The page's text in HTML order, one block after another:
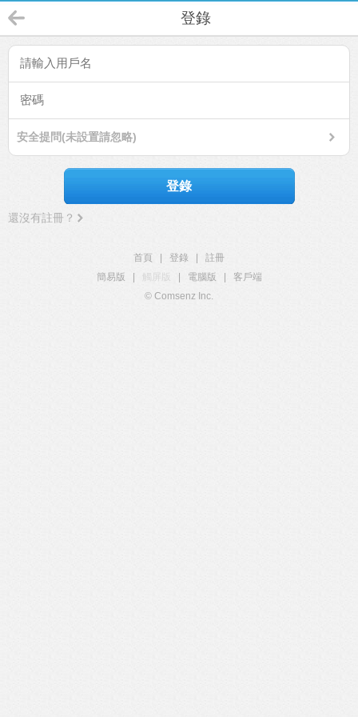
登錄
安全提問(未設置請忽略)
登錄
還沒有註冊？
首頁 登錄
註冊
簡易版
觸屏版 電腦版
客戶端
© Comsenz Inc.